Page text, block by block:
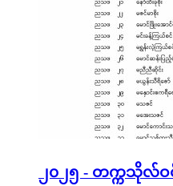
၂၀၂၅ - တက္ကသိုလ်ဝ